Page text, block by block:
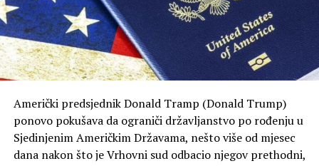
Američki predsjednik Donald Tramp (Donald Trump)
ponovo pokušava da ograniči državljanstvo po rođenju u
Sjedinjenim Američkim Državama, nešto više od mjesec
dana nakon što je Vrhovni sud odbacio njegov prethodni,